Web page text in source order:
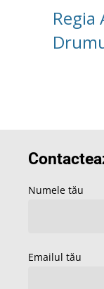
Regia